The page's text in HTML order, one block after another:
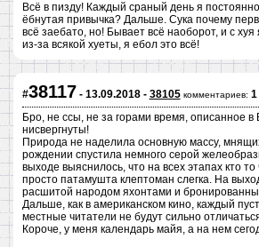
Всё в пизду! Каждый сраный день я
ёбнутая привычка? Дальше. Сука почему
всё заебато, но! Бывает всё наоборот, и с
из-за всякой хуеты, я ебол это всё!
#38117 - 13.09.2018 - 38105 комментариев: 1
Бро, не ссы, не за горами время, описанное
нисвергнуты!
Природа не наделила основную массу,
рождении спустила немного серой
выходе выяснилось, что на всех этапах кто
просто патамушта клептоман слегка. На
расшитой народом яхонтами и
Дальше, как в американском кино, каждый
местные читатели не будут сильно
Короче, у меня календарь майя, а на нем